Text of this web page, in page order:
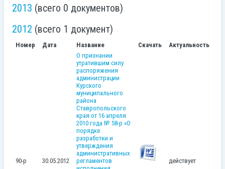
2013 (всего 0 документов)
2012 (всего 1 документ)
Номер Дата Название Скачать Актуальность
90-р 30.05.2012
О признании
утратившим силу
распоряжения
администрации
Курского
муниципального
района
Ставропольского
края от 16 апреля
2010 года № 58-р «О
порядке
разработки и
утверждения
административных
регламентов
действует